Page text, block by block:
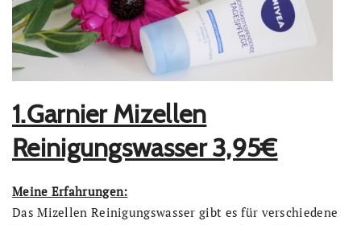
1.Garnier Mizellen
Reinigungswasser 3,95€
Meine Erfahrungen:
Das Mizellen Reinigungswasser gibt es für verschiedene